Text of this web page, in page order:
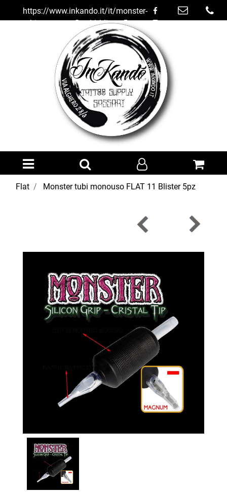
https://www.inkando.it/it/monster-
tubi-monouso-flat-11-blister-5pz
Open menu
Flat Monster tubi monouso FLAT 11 Blister 5pz